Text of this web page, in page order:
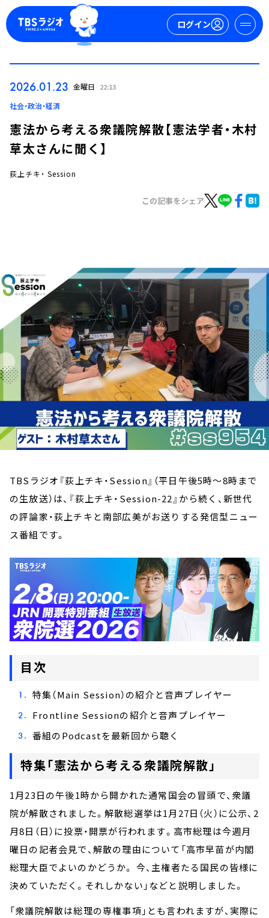
ログイン
お知らせ
イベント・グッズ
YouTube
会社情報
2026.01.23 金曜日 22:13
社会・政治・経済
憲法から考える衆議院解散【憲法学者・木村
草太さんに聞く】
荻上チキ・ Session
この記事をシェア
TBSラジオ『荻上チキ・Session』（平日午後5時～8時まで
の生放送）は、『荻上チキ・Session-22』から続く、新世代
の評論家・荻上チキと南部広美がお送りする発信型ニュー
ス番組です。
目次
特集（Main Session）の紹介と音声プレイヤー
Frontline Sessionの紹介と音声プレイヤー
番組のPodcastを最新回から聴く
特集「憲法から考える衆議院解散」
1月23日の午後1時から開かれた通常国会の冒頭で、衆議
院が解散されました。解散総選挙は1月27日（火）に公示、2
月8日（日）に投票・開票が行われます。高市総理は今週月
曜日の記者会見で、解散の理由について「高市早苗が内閣
総理大臣でよいのかどうか。 今、主権者たる国民の皆様に
決めていただく。それしかない」などと説明しました。
「衆議院解散は総理の専権事項」とも言われますが、実際に